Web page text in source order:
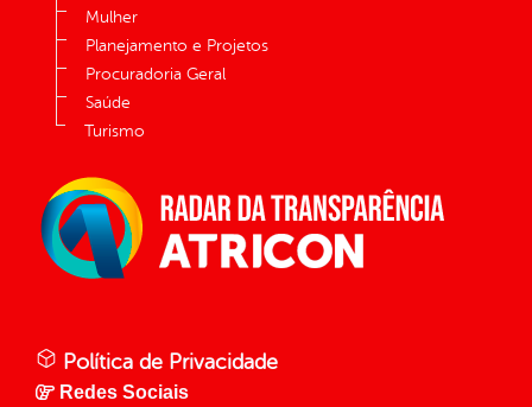
Mulher
Planejamento e Projetos
Procuradoria Geral
Saúde
Turismo
Política de Privacidade
Redes Sociais